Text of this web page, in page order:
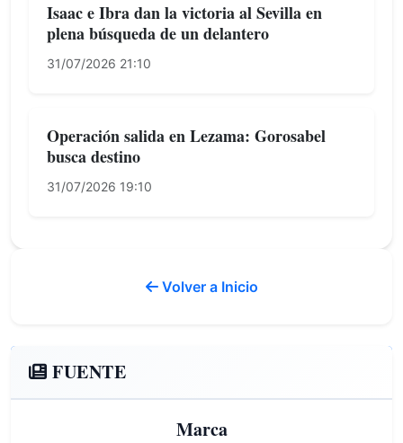
Isaac e Ibra dan la victoria al Sevilla en
plena búsqueda de un delantero
31/07/2026 21:10
Operación salida en Lezama: Gorosabel
busca destino
31/07/2026 19:10
Volver a Inicio
FUENTE
Marca